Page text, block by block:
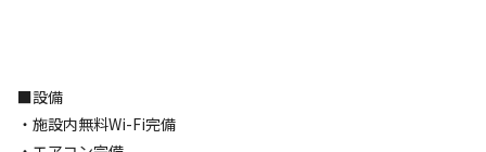
■設備
・施設内無料Wi-Fi完備